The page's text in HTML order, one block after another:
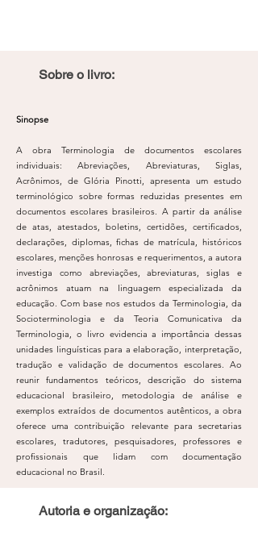
Sobre o livro:
Sinopse
A obra Terminologia de documentos escolares
individuais: Abreviações, Abreviaturas, Siglas,
Acrônimos, de Glória Pinotti, apresenta um estudo
terminológico sobre formas reduzidas presentes em
documentos escolares brasileiros. A partir da análise
de atas, atestados, boletins, certidões, certificados,
declarações, diplomas, fichas de matrícula, históricos
escolares, menções honrosas e requerimentos, a autora
investiga como abreviações, abreviaturas, siglas e
acrônimos atuam na linguagem especializada da
educação. Com base nos estudos da Terminologia, da
Socioterminologia e da Teoria Comunicativa da
Terminologia, o livro evidencia a importância dessas
unidades linguísticas para a elaboração, interpretação,
tradução e validação de documentos escolares. Ao
reunir fundamentos teóricos, descrição do sistema
educacional brasileiro, metodologia de análise e
exemplos extraídos de documentos autênticos, a obra
oferece uma contribuição relevante para secretarias
escolares, tradutores, pesquisadores, professores e
profissionais que lidam com documentação
educacional no Brasil.
Autoria e organização: